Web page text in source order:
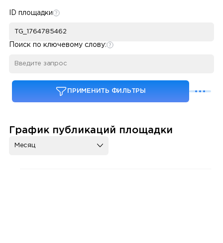
ID площадки
Поиск по ключевому слову:
ПРИМЕНИТЬ ФИЛЬТРЫ
График публикаций площадки
Месяц